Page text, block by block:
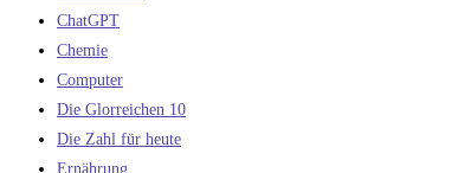
ChatGPT
Chemie
Computer
Die Glorreichen 10
Die Zahl für heute
Ernährung